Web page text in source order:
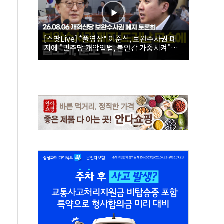
[스팟Live] *풀영상* 이준석, 보완수사권 폐
지에 "민주당 개악입법, 불안감 가중시켜"｜
26.08.06 개혁신당 보완수사권 폐지 토론회